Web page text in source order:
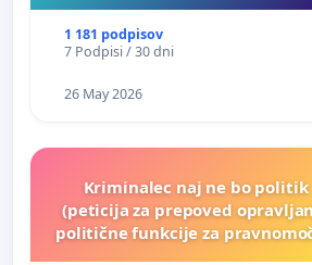
1 181 podpisov
7 Podpisi / 30 dni
26 May 2026
Kriminalec naj ne bo politik
(peticija za prepoved
politične funkcije za